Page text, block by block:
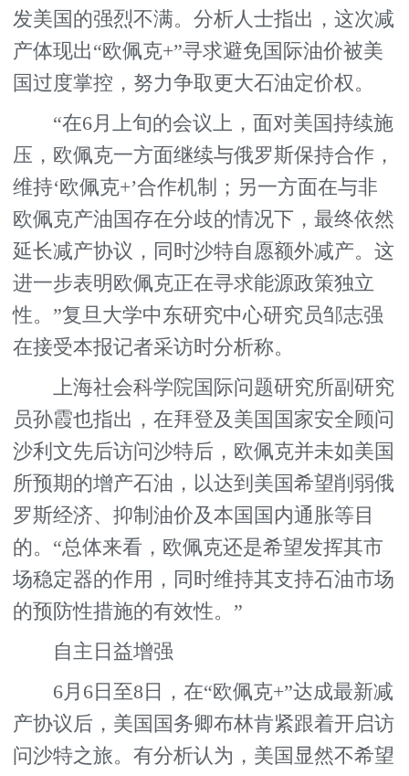
发美国的强烈不满。分析人士指出，这次减
产体现出“欧佩克+”寻求避免国际油价被美
国过度掌控，努力争取更大石油定价权。
“在6月上旬的会议上，面对美国持续施
压，欧佩克一方面继续与俄罗斯保持合作，
维持‘欧佩克+’合作机制；另一方面在与非
欧佩克产油国存在分歧的情况下，最终依然
延长减产协议，同时沙特自愿额外减产。这
进一步表明欧佩克正在寻求能源政策独立
性。”复旦大学中东研究中心研究员邹志强
在接受本报记者采访时分析称。
上海社会科学院国际问题研究所副研究
员孙霞也指出，在拜登及美国国家安全顾问
沙利文先后访问沙特后，欧佩克并未如美国
所预期的增产石油，以达到美国希望削弱俄
罗斯经济、抑制油价及本国国内通胀等目
的。“总体来看，欧佩克还是希望发挥其市
场稳定器的作用，同时维持其支持石油市场
的预防性措施的有效性。”
自主日益增强
6月6日至8日，在“欧佩克+”达成最新减
产协议后，美国国务卿布林肯紧跟着开启访
问沙特之旅。有分析认为，美国显然不希望